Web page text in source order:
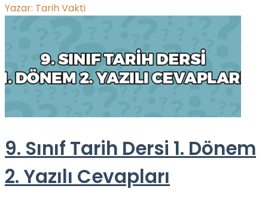
Yazar: Tarih Vakti
9. Sınıf Tarih Dersi 1. Dönem
2. Yazılı Cevapları